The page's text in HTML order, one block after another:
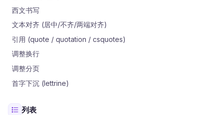
西文书写
文本对齐 (居中/不齐/两端对齐)
引用 (quote / quotation / csquotes)
调整换行
调整分页
首字下沉 (lettrine)
列表